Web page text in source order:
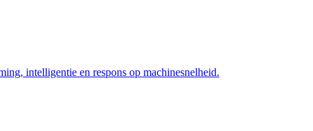
intelligentie en respons op machinesnelheid.